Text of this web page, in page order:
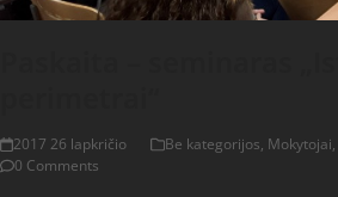
2017 26 lapkričio Be kategorijos, Mokytojai,
0 Comments